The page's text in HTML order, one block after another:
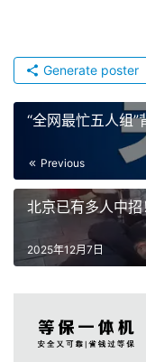
Generate poster
“全网最忙五人组”
Previous
北京已有多人中
2025年12月7日